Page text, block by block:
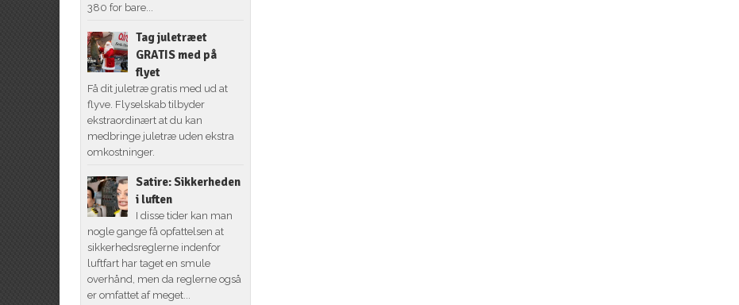
380 for bare...
Tag juletræet
GRATIS med på
flyet
Få dit juletræ gratis med ud at
flyve. Flyselskab tilbyder
ekstraordinært at du kan
medbringe juletræ uden ekstra
omkostninger.
Satire: Sikkerheden
i luften
I disse tider kan man
nogle gange få opfattelsen at
sikkerhedsreglerne indenfor
luftfart har taget en smule
overhånd, men da reglerne også
er omfattet af meget...